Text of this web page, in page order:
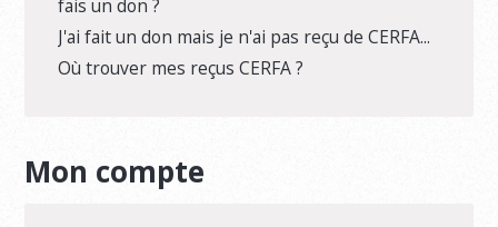
fais un don ?
J'ai fait un don mais je n'ai pas reçu de CERFA...
Où trouver mes reçus CERFA ?
Mon compte